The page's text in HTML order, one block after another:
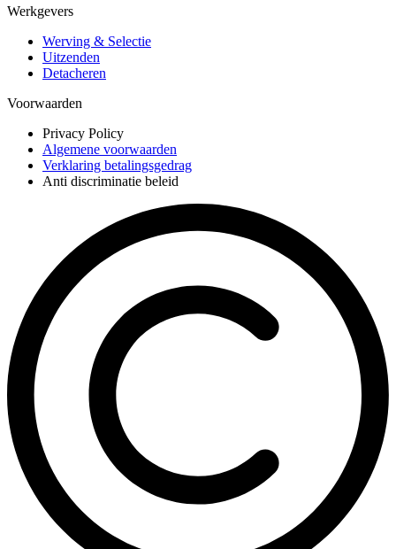
Werkgevers
Werving & Selectie
Uitzenden
Detacheren
Voorwaarden
Privacy Policy
Algemene voorwaarden
Verklaring betalingsgedrag
Anti discriminatie beleid